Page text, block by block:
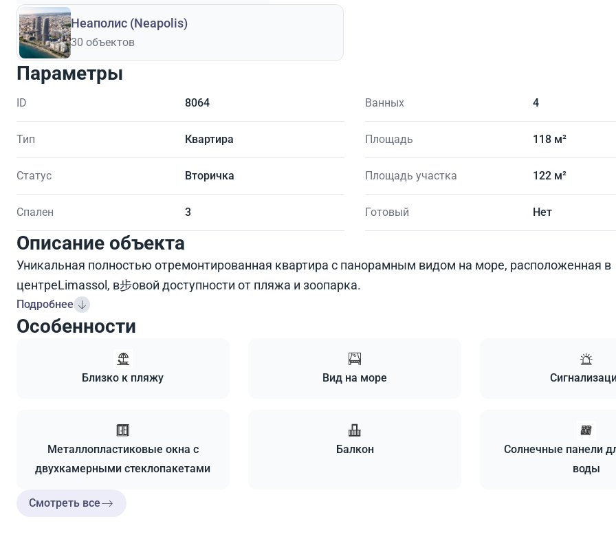
Неаполис (Neapolis)
30 объектов
Параметры
ID 8064
Тип Квартира
Статус Вторичка
Спален 3
Ванных 4
Площадь 118 м²
Площадь участка 122 м²
Готовый Нет
Описание объекта
Уникальная полностью отремонтированная квартира с панорамным видом на море, расположенная в
центреLimassol, в步овой доступности от пляжа и зоопарка.
Подробнее
Особенности
Близко к пляжу Вид на море
Металлопластиковые окна с
двухкамерными стеклопакетами
Балкон
Солнечные панели
воды
Смотреть все